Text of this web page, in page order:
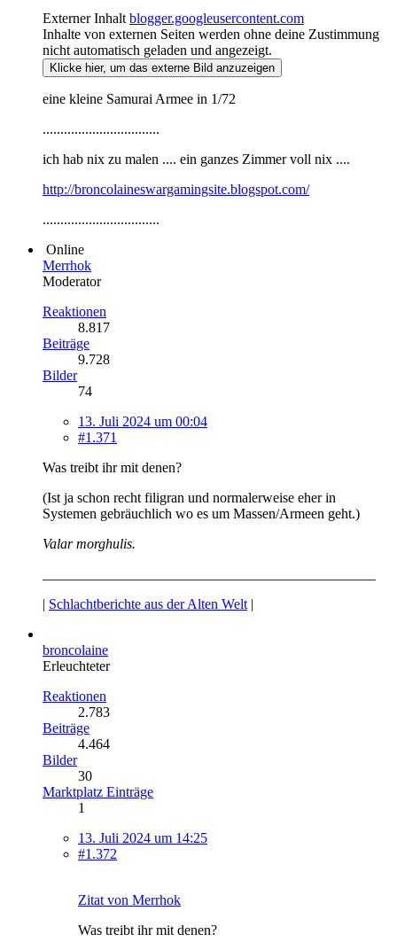
Externer Inhalt blogger.googleusercontent.com
Inhalte von externen Seiten werden ohne deine Zustimmung
nicht automatisch geladen und angezeigt.
Klicke hier, um das externe Bild anzuzeigen
eine kleine Samurai Armee in 1/72
.................................
ich hab nix zu malen .... ein ganzes Zimmer voll nix ....
http://broncolaineswargamingsite.blogspot.com/
.................................
Online
Merrhok
Moderator
Reaktionen
8.817
Beiträge
9.728
Bilder
74
13. Juli 2024 um 00:04
#1.371
Was treibt ihr mit denen?
(Ist ja schon recht filigran und normalerweise eher in
Systemen gebräuchlich wo es um Massen/Armeen geht.)
Valar morghulis.
| Schlachtberichte aus der Alten Welt |
broncolaine
Erleuchteter
Reaktionen
2.783
Beiträge
4.464
Bilder
30
Marktplatz Einträge
1
13. Juli 2024 um 14:25
#1.372
Zitat von Merrhok
Was treibt ihr mit denen?